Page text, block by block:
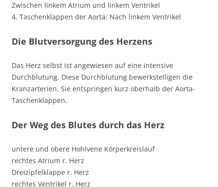
Zwischen linkem Atrium und linkem Ventrikel
4. Taschenklappen der Aorta: Nach linkem Ventrikel
Die Blutversorgung des Herzens
Das Herz selbst ist angewiesen auf eine intensive
Durchblutung. Diese Durchblutung bewerkstelligen die
Kranzarterien. Sie entspringen kurz oberhalb der Aorta-
Taschenklappen.
Der Weg des Blutes durch das Herz
untere und obere Hohlvene Körperkreislauf
rechtes Atrium r. Herz
Dreizipfelklappe r. Herz
rechtes Ventrikel r. Herz